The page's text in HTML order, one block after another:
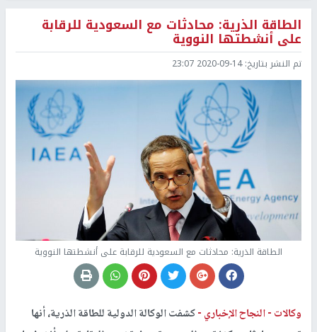
الطاقة الذرية: محادثات مع السعودية للرقابة
على أنشطتها النووية
تم النشر بتاريخ:2020-09-14 23:07
الطاقة الذرية: محادثات مع السعودية للرقابة على أنشطتها النووية
وكالات -النجاح الإخباري -كشفت الوكالة الدولية للطاقة الذرية، أنها